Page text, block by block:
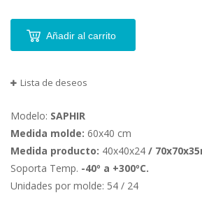
Añadir al carrito
Lista de deseos
Modelo: SAPHIR
Medida molde: 60x40 cm
Medida producto: 40x40x24 /
Soporta Temp. -40º a +300ºC.
Unidades por molde: 54 / 24